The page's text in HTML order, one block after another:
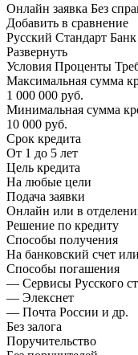
Онлайн заявка Без
Добавить в сравнение
Русский Стандарт
Развернуть
Условия Проценты
Максимальная сумма
1 000 000 руб.
Минимальная сумма
10 000 руб.
Срок кредита
От 1 до 5 лет
Цель кредита
На любые цели
Подача заявки
Онлайн или в
Решение по кредиту
Способы получения
На банковский счет
Способы погашения
— Сервисы Русского
— Элекснет
— Почта России и др.
Без залога
Поручительство